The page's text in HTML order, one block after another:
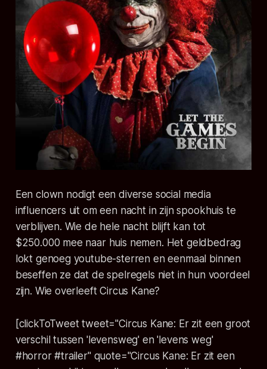
Een clown nodigt een diverse social media
influencers uit om een nacht in zijn spookhuis te
verblijven. Wie de hele nacht blijft kan tot
$250.000 mee naar huis nemen. Het geldbedrag
lokt genoeg youtube-sterren en eenmaal binnen
beseffen ze dat de spelregels niet in hun voordeel
zijn. Wie overleeft Circus Kane?
[clickToTweet tweet="Circus Kane: Er zit een groot
verschil tussen 'levensweg' en 'levens weg'
#horror #trailer" quote="Circus Kane: Er zit een